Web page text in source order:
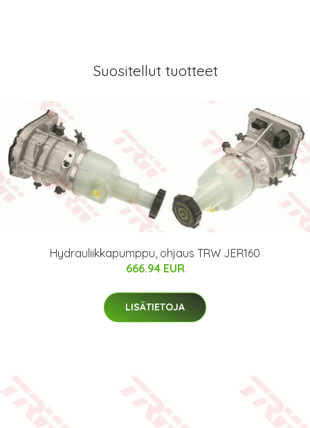
Suositellut tuotteet
Hydrauliikkapumppu, ohjaus TRW JER160
666.94 EUR
LISÄTIETOJA